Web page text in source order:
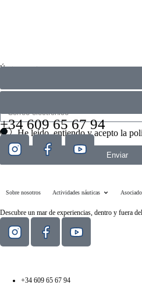
+34 609 65 67 94
Sobre nosotros Actividades náuticas
Únete a nosotros
He leído, entiendo y acepto la
Enviar
Descubre un mar de experiencias, dentro y fuera
+34 609 65 67 94